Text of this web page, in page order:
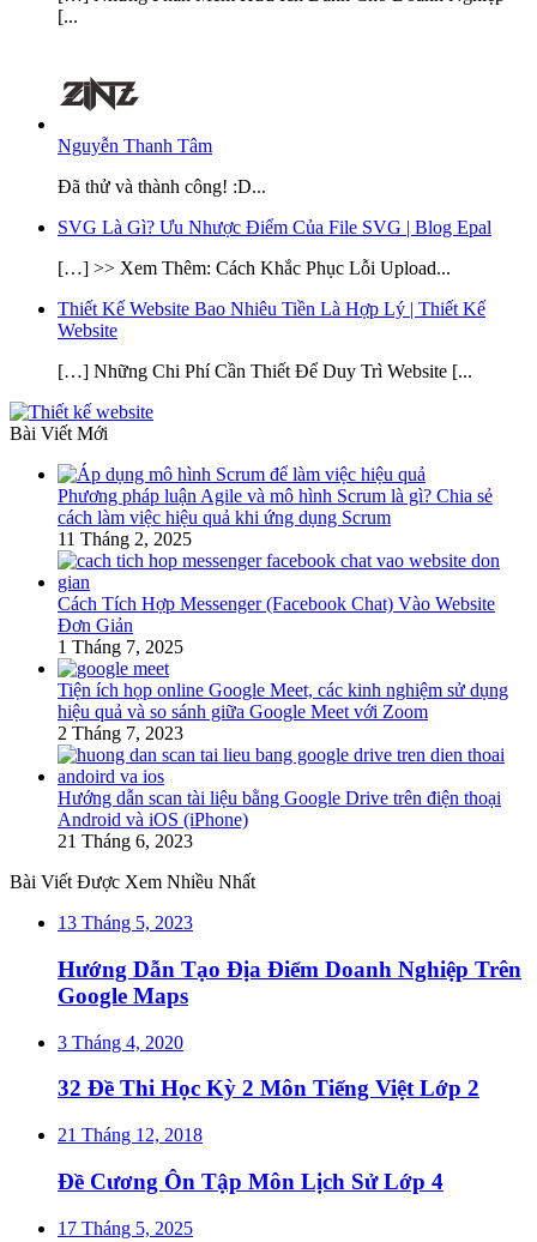
[...
Nguyễn Thanh Tâm
Đã thử và thành công! :D...
SVG Là Gì? Ưu Nhược Điểm Của File SVG | Blog Epal
[…] >> Xem Thêm: Cách Khắc Phục Lỗi Upload...
Thiết Kế Website Bao Nhiêu Tiền Là Hợp Lý | Thiết Kế
Website
[…] Những Chi Phí Cần Thiết Để Duy Trì Website [...
Bài Viết Mới
Phương pháp luận Agile và mô hình Scrum là gì? Chia sẻ
cách làm việc hiệu quả khi ứng dụng Scrum
11 Tháng 2, 2025
Cách Tích Hợp Messenger (Facebook Chat) Vào Website
Đơn Giản
1 Tháng 7, 2025
Tiện ích họp online Google Meet, các kinh nghiệm sử dụng
hiệu quả và so sánh giữa Google Meet với Zoom
2 Tháng 7, 2023
Hướng dẫn scan tài liệu bằng Google Drive trên điện thoại
Android và iOS (iPhone)
21 Tháng 6, 2023
Bài Viết Được Xem Nhiều Nhất
13 Tháng 5, 2023
Hướng Dẫn Tạo Địa Điểm Doanh Nghiệp Trên
Google Maps
3 Tháng 4, 2020
32 Đề Thi Học Kỳ 2 Môn Tiếng Việt Lớp 2
21 Tháng 12, 2018
Đề Cương Ôn Tập Môn Lịch Sử Lớp 4
17 Tháng 5, 2025